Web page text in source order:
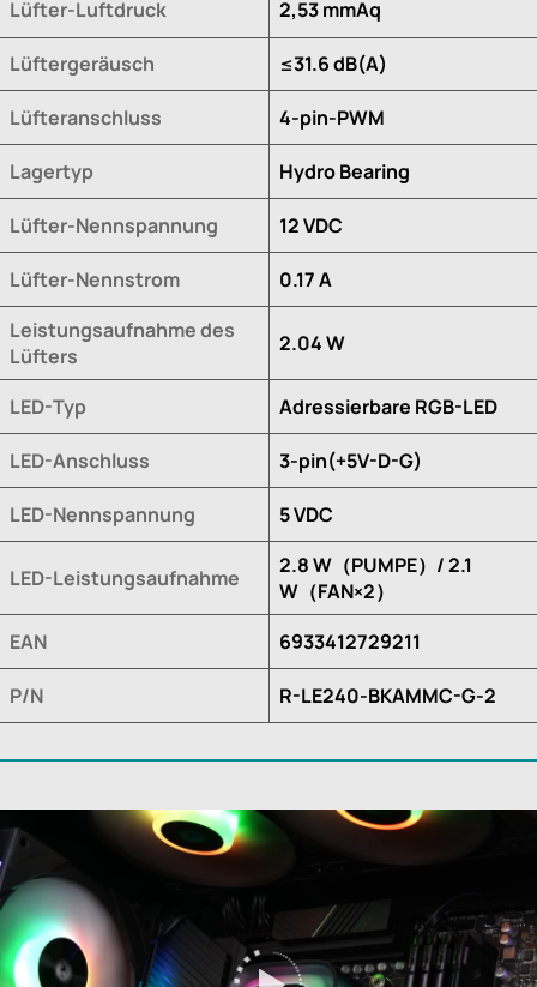
Lüfter-Luftdruck 2,53 mmAq
Lüftergeräusch ≤31.6 dB(A)
Lüfteranschluss 4-pin-PWM
Lagertyp Hydro Bearing
Lüfter-Nennspannung 12 VDC
Lüfter-Nennstrom
0.17 A
Leistungsaufnahme des
Lüfters
2.04 W
LED-Typ Adressierbare RGB-LED
LED-Anschluss 3-pin(+5V-D-G)
LED-Nennspannung 5 VDC
LED-Leistungsaufnahme
2.8 W（PUMPE）/ 2.1
W（FAN×2）
EAN
6933412729211
P/N R-LE240-BKAMMC-G-2